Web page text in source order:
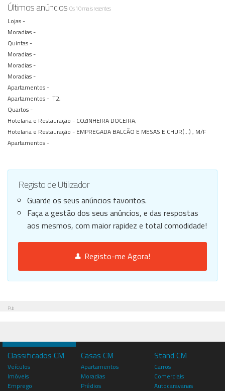
Últimos anúnciosOs 10 mais recentes
Lojas -
Moradias -
Quintas -
Moradias -
Moradias -
Moradias -
Apartamentos -
Apartamentos - T2,
Quartos -
Hotelaria e Restauração - COZINHEIRA DOCEIRA,
Hotelaria e Restauração - EMPREGADA BALCÃO E MESAS E CHUR(...) , M/F
Apartamentos -
Registo de Utilizador
Guarde os seus anúncios favoritos.
Faça a gestão dos seus anúncios, e das respostas
aos mesmos, com maior rapidez e total comodidade!
Registo-me Agora!
Pub
Classificados CM
Veículos
Imóveis
Emprego
Casas CM
Apartamentos
Moradias
Prédios
Stand CM
Carros
Comerciais
Autocaravanas